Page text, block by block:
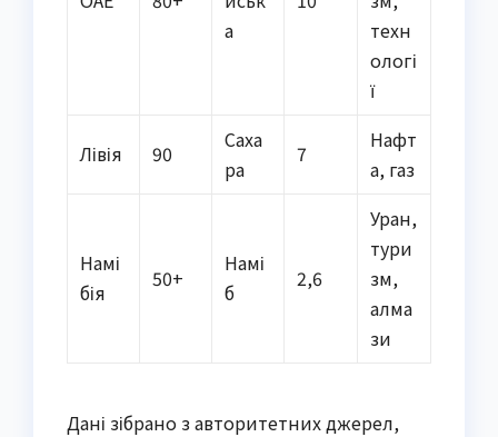
а
техн
ологі
ї
Лівія 90
Саха
ра
7
Нафт
а, газ
Намі
бія
50+
Намі
б
2,6
Уран,
тури
зм,
алма
зи
Дані зібрано з авторитетних джерел,